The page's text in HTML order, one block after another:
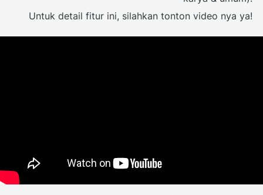
Untuk detail fitur ini, silahkan tonton video nya ya!